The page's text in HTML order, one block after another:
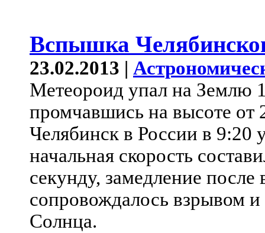
Вспышка
23.02.2013 |
Метеороид упал на Землю
промчавшись на высоте от
Челябинск в России в 9:20
начальная скорость
секунду, замедление
сопровождалось взрывом
Солнца.